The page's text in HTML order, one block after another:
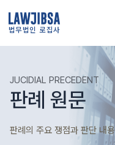
법무법인 로집사
JUCIDIAL PRECEDENT
판례 원문
판례의 주요 쟁점과 판단 내